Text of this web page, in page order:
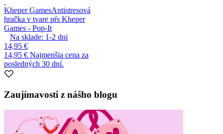
Kheper GamesAntistresová
hračka v tvare pŕs Kheper
Games - Pop-It
Na sklade: 1-2 dni
14,95 €
14,95 € Najmenšia cena za
posledných 30 dní.
Zaujímavosti z nášho blogu